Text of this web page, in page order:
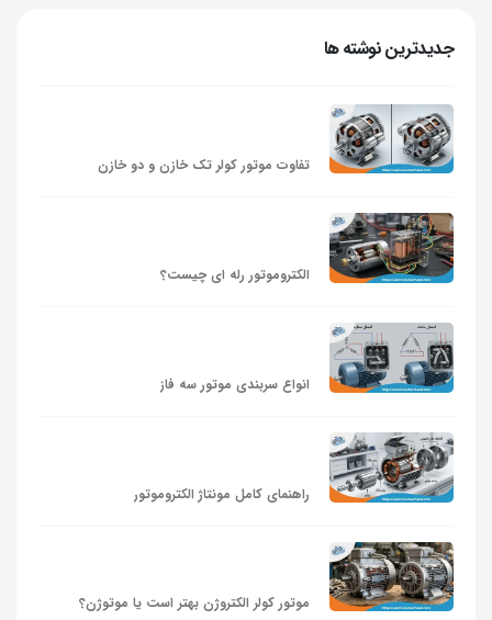
جدیدترین نوشته ها
تفاوت موتور کولر تک خازن و دو خازن
الکتروموتور رله‌ ای چیست؟
انواع سربندی موتور سه فاز
راهنمای کامل مونتاژ الکتروموتور
موتور کولر الکتروژن بهتر است یا موتوژن؟